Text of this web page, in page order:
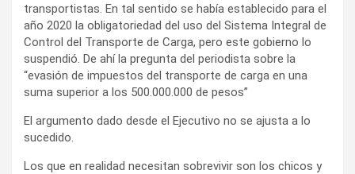
transportistas. En tal sentido se había establecido para el
año 2020 la obligatoriedad del uso del Sistema Integral de
Control del Transporte de Carga, pero este gobierno lo
suspendió. De ahí la pregunta del periodista sobre la
“evasión de impuestos del transporte de carga en una
suma superior a los 500.000.000 de pesos”
El argumento dado desde el Ejecutivo no se ajusta a lo
sucedido.
Los que en realidad necesitan sobrevivir son los chicos y